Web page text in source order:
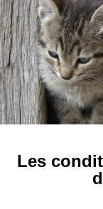
Les